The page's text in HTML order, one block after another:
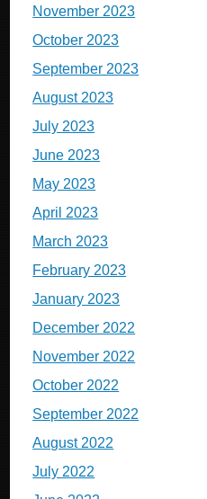
November 2023
October 2023
September 2023
August 2023
July 2023
June 2023
May 2023
April 2023
March 2023
February 2023
January 2023
December 2022
November 2022
October 2022
September 2022
August 2022
July 2022